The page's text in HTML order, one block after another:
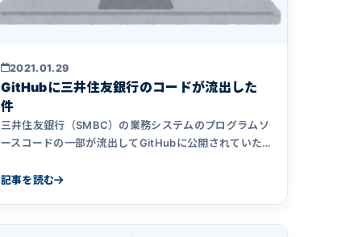
2021.01.29
GitHubに三井住友銀行のコードが流出した
件
三井住友銀行（SMBC）の業務システムのプログラムソ
ースコードの一部が流出してGitHubに公開されていた
ム開発会社としてどのようなことが起きたのかを推測
記事を読む